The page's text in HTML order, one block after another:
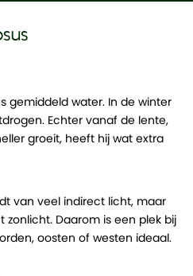
gemiddeld water. In de winter
Echter vanaf de lente,
groeit, heeft hij wat extra
van veel indirect licht, maar
zonlicht. Daarom is een plek bij
oosten of westen ideaal.